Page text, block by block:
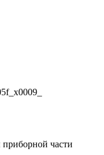
части